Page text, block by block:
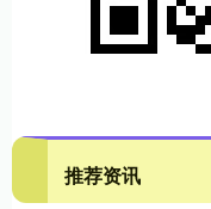
推荐资讯